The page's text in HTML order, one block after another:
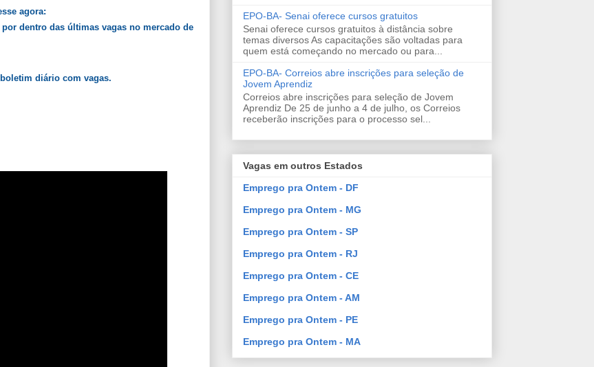
agora:
dentro das últimas vagas no mercado de
diário com vagas.
EPO-BA- Senai oferece cursos gratuitos
Senai oferece cursos gratuitos à distância sobre
temas diversos As capacitações são voltadas para
quem está começando no mercado ou para...
EPO-BA- Correios abre inscrições para seleção de
Jovem Aprendiz
Correios abre inscrições para seleção de Jovem
Aprendiz De 25 de junho a 4 de julho, os Correios
receberão inscrições para o processo sel...
Vagas em outros Estados
Emprego pra Ontem - DF
Emprego pra Ontem - MG
Emprego pra Ontem - SP
Emprego pra Ontem - RJ
Emprego pra Ontem - CE
Emprego pra Ontem - AM
Emprego pra Ontem - PE
Emprego pra Ontem - MA